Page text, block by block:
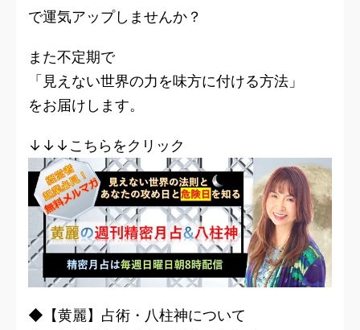
で運気アップしませんか？
また不定期で
「見えない世界の力を味方に付ける方法」
をお届けします。
↓↓↓こちらをクリック
◆【黄麗】占術・八柱神について